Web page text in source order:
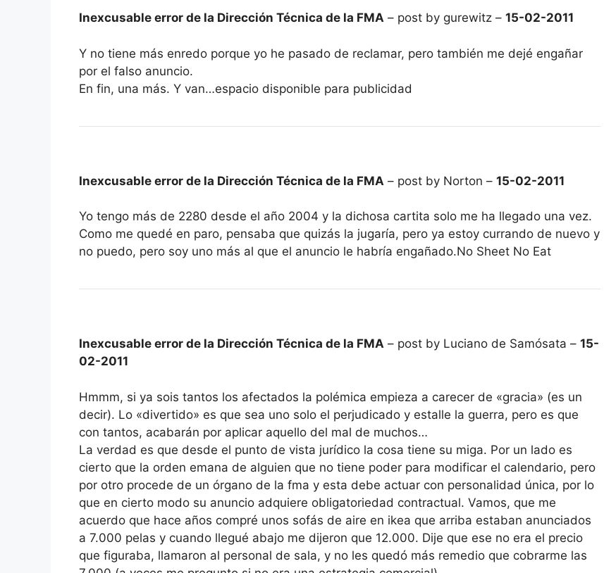
Inexcusable error de la Dirección Técnica de la FMA – post by gurewitz – 15-02-2011
Y no tiene más enredo porque yo he pasado de reclamar, pero también me dejé engañar
por el falso anuncio.
En fin, una más. Y van…espacio disponible para publicidad
Inexcusable error de la Dirección Técnica de la FMA – post by Norton – 15-02-2011
Yo tengo más de 2280 desde el año 2004 y la dichosa cartita solo me ha llegado una vez.
Como me quedé en paro, pensaba que quizás la jugaría, pero ya estoy currando de nuevo y
no puedo, pero soy uno más al que el anuncio le habría engañado.No Sheet No Eat
Inexcusable error de la Dirección Técnica de la FMA – post by Luciano de Samósata – 15-
02-2011
Hmmm, si ya sois tantos los afectados la polémica empieza a carecer de «gracia» (es un
decir). Lo «divertido» es que sea uno solo el perjudicado y estalle la guerra, pero es que
con tantos, acabarán por aplicar aquello del mal de muchos…
La verdad es que desde el punto de vista jurídico la cosa tiene su miga. Por un lado es
cierto que la orden emana de alguien que no tiene poder para modificar el calendario, pero
por otro procede de un órgano de la fma y esta debe actuar con personalidad única, por lo
que en cierto modo su anuncio adquiere obligatoriedad contractual. Vamos, que me
acuerdo que hace años compré unos sofás de aire en ikea que arriba estaban anunciados
a 7.000 pelas y cuando llegué abajo me dijeron que 12.000. Dije que ese no era el precio
que figuraba, llamaron al personal de sala, y no les quedó más remedio que cobrarme las